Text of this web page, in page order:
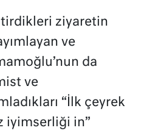
ziyaretin
ve
da
ve
“İlk çeyrek
iyimserliği in”